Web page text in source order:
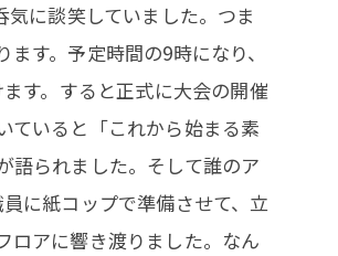
に談笑していました。つま
す。予定時間の9時になり、
す。すると正式に大会の開催
ていると「これから始まる素
語られました。そして誰のア
に紙コップで準備させて、立
ロアに響き渡りました。なん